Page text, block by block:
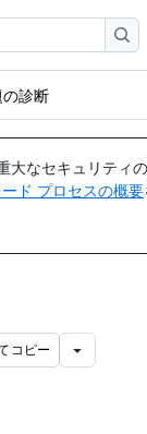
診断
大なセキュリティ
ド プロセスの概要
コピー